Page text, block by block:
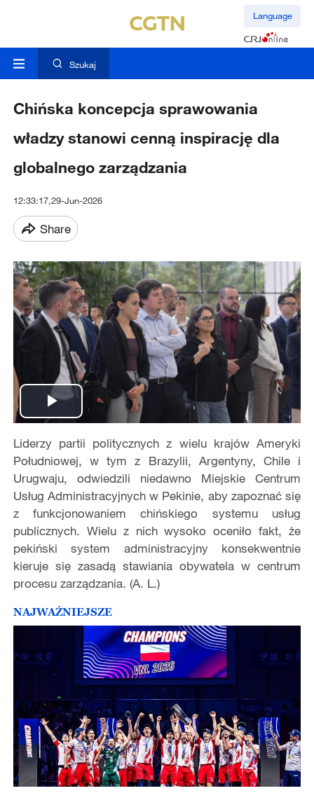
Language
Szukaj
Chińska koncepcja sprawowania
władzy stanowi cenną inspirację dla
globalnego zarządzania
12:33:17,29-Jun-2026
Share
Play
Video
Liderzy partii politycznych z wielu krajów Ameryki
Południowej, w tym z Brazylii, Argentyny, Chile i
Urugwaju, odwiedzili niedawno Miejskie Centrum
Usług Administracyjnych w Pekinie, aby zapoznać się
z funkcjonowaniem chińskiego systemu usług
publicznych. Wielu z nich wysoko oceniło fakt, że
pekiński system administracyjny konsekwentnie
kieruje się zasadą stawiania obywatela w centrum
procesu zarządzania. (A. L.)
NAJWAŻNIEJSZE